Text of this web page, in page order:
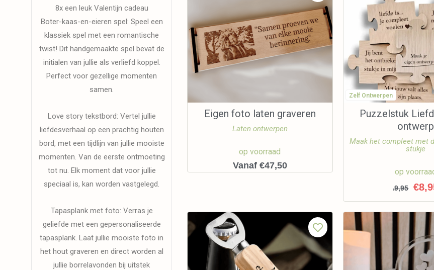
8x een leuk Valentijn cadeau
Boter-kaas-en-eieren spel: Speel een
klassiek spel met een romantische
twist! Dit handgemaakte spel bevat de
initialen van jullie als verliefd koppel.
Perfect voor gezellige momenten
samen.
Love story tekstbord: Vertel jullie
liefdesverhaal op een prachtig houten
bord, met een tijdlijn van jullie mooiste
momenten. Van de eerste ontmoeting
tot nu. Elk moment dat voor jullie
speciaal is, kan worden vastgelegd.
Tapasplank met foto: Verras je
geliefde met een gepersonaliseerde
tapasplank. Laat jullie mooiste foto in
het hout graveren en direct worden al
jullie borrelavonden bij uitstek
Eigen foto laten graveren
Laten ontwerpen
op voorraad
Vanaf €47,50
Zelf Ontwerpen
Puzzelstuk
ontwerp
Maak het compleet met
stukje
op
€9,95 €